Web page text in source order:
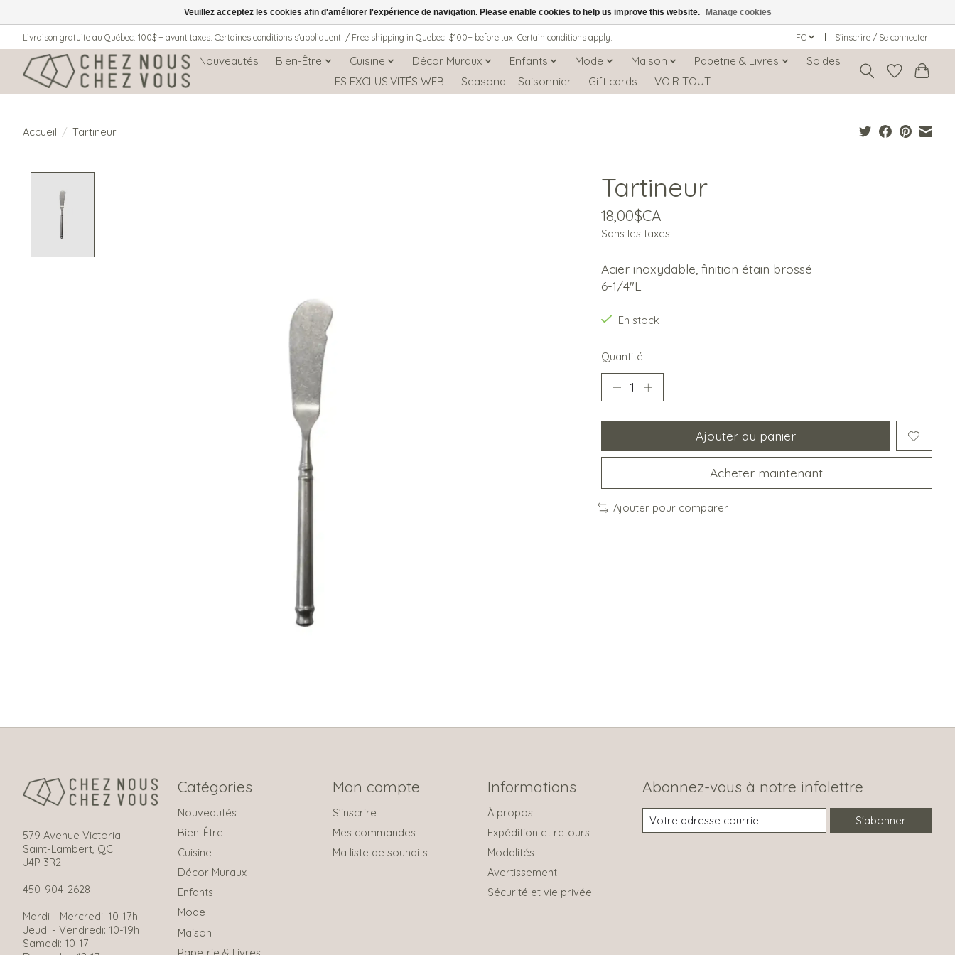
Livraison gratuite au Québec: 100$ + avant taxes. Certaines conditions s'appliquent. / Free shipping in Quebec: $100+ before tax. Certain conditions apply. FC S’inscrire / Se connecter
Nouveautés Bien-Être Cuisine Décor Muraux Enfants Mode Maison Papetrie & Livres
Soldes
LES EXCLUSIVITÉS WEB
Seasonal - Saisonnier Gift cards VOIR TOUT
Accueil / Tartineur
Tartineur
18,00$CA
Sans les taxes
Acier inoxydable, finition étain brossé
6-1/4"L
En stock
Quantité :
Ajouter au panier
Acheter maintenant
Ajouter pour comparer
579 Avenue Victoria
Saint-Lambert, QC
J4P 3R2
450-904-2628
Mardi - Mercredi: 10-17h
Jeudi - Vendredi: 10-19h
Samedi: 10-17
Catégories
Nouveautés
Bien-Être
Cuisine
Décor Muraux
Enfants
Mode
Maison
Papetrie & Livres
Mon compte
S'inscrire
Mes commandes
Ma liste de souhaits
Informations
À propos
Expédition et retours
Modalités
Avertissement
Sécurité et vie privée
Abonnez-vous à notre infolettre
S'abonner
Veuillez acceptez les cookies afin d'améliorer l'expérience de navigation. Please enable cookies to help us improve this website. Manage cookies